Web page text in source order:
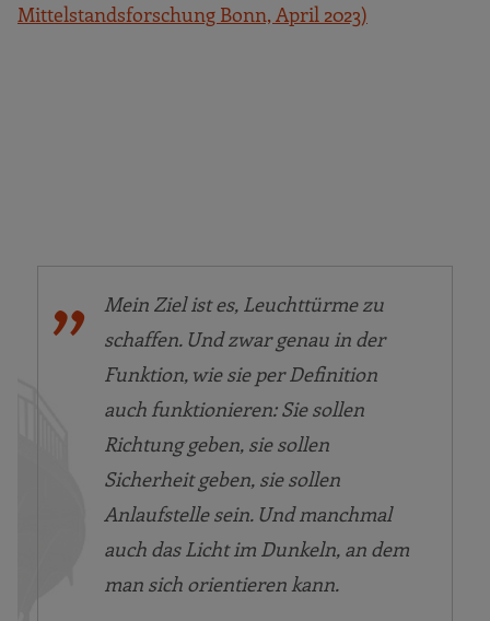
Mittelstandsforschung Bonn, April 2023)
Mein Ziel ist es, Leuchttürme zu
schaffen. Und zwar genau in der
Funktion, wie sie per Definition
auch funktionieren: Sie sollen
Richtung geben, sie sollen
Sicherheit geben, sie sollen
Anlaufstelle sein. Und manchmal
auch das Licht im Dunkeln, an dem
man sich orientieren kann.